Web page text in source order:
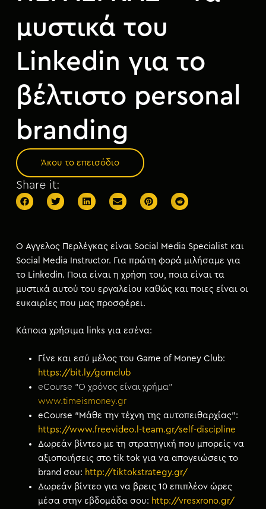
μυστικά του
Linkedin για το
βέλτιστο personal
branding
Άκου το επεισόδιο
Share it:
Ο Άγγελος Περλέγκας είναι Social Media Specialist και
Social Media Instructor. Για πρώτη φορά μιλήσαμε για
το Linkedin. Ποια είναι η χρήση του, ποια είναι τα
μυστικά αυτού του εργαλείου καθώς και ποιες είναι οι
ευκαιρίες που μας προσφέρει.
Κάποια χρήσιμα links για εσένα:
Γίνε και εσύ μέλος του Game of Money Club:
https://bit.ly/gomclub
eCourse “Ο χρόνος είναι χρήμα”
www.timeismoney.gr
eCourse “Μάθε την τέχνη της αυτοπειθαρχίας”:
https://www.freevideo.l-team.gr/self-discipline
Δωρεάν βίντεο με τη στρατηγική που μπορείς να
αξιοποιήσεις στο tik tok για να απογειώσεις το
brand σου: http://tiktokstrategy.gr/
Δωρεάν βίντεο για να βρεις 10 επιπλέον ώρες
μέσα στην εβδομάδα σου: http://vresxrono.gr/